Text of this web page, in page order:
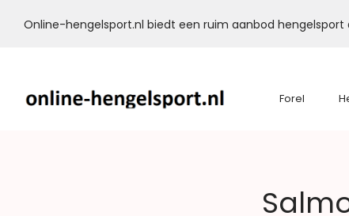
Online-hengelsport.nl biedt een ruim aanbod hengelsport
Forel